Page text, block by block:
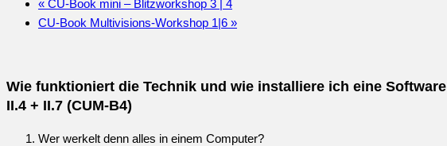
« CU-Book mini – Blitzworkshop 3 | 4
CU-Book Multivisions-Workshop 1|6 »
Wie funktioniert die Technik und wie installiere ich eine Software
II.4 + II.7 (CUM-B4)
Wer werkelt denn alles in einem Computer?